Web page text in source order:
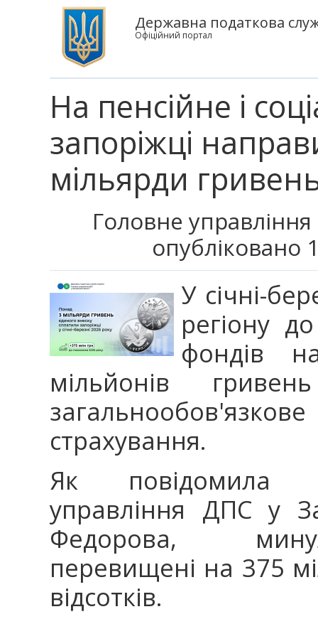
Державна податкова
Офіційний портал
На пенсійне і
запоріжці
мільярди
Головне управління
опубліковано
У січні-
регіону
фондів
мільйонів
страхування.
Як повідомила
управління ДПС у
Федорова,
перевищені на 375
відсотків.